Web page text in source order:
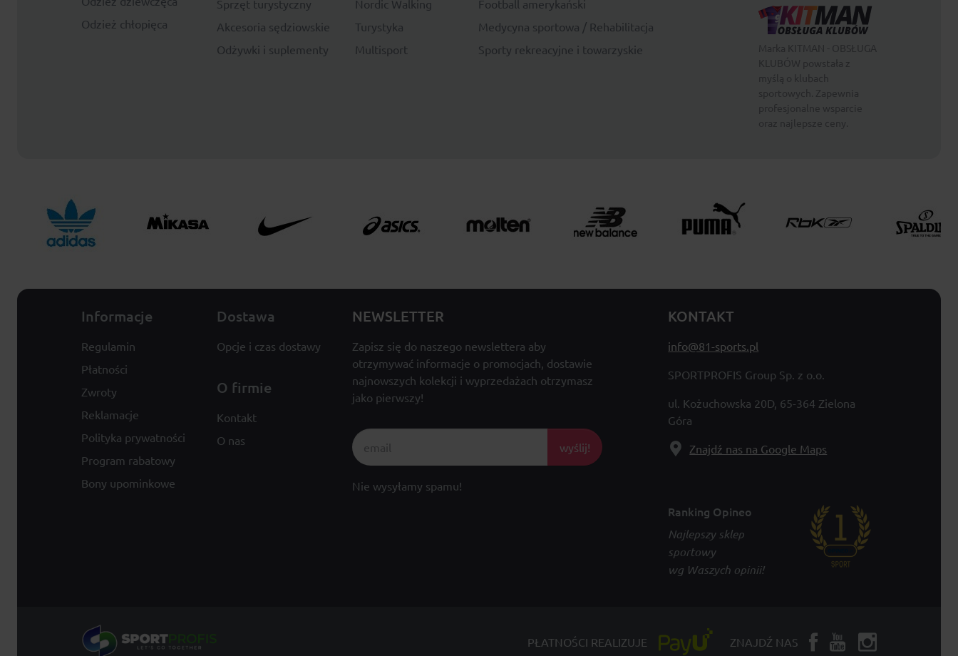
Odzież chłopięca
Sprzęt turystyczny
Akcesoria sędziowskie
Odżywki i suplementy
Nordic Walking
Football amerykański
Turystyka
Medycyna sportowa / Rehabilitacja
Multisport
Sporty rekreacyjne i towarzyskie
Informacje
Regulamin
Płatności
Zwroty
Reklamacje
Polityka prywatności
Program rabatowy
Bony upominkowe
Dostawa
Opcje i czas dostawy
O firmie
Kontakt
O nas
NEWSLETTER
Zapisz się do naszego newslettera aby
otrzymywać informacje o promocjach, dostawie
najnowszych kolekcji i wyprzedażach otrzymasz
jako pierwszy!
wyślij!
Nie wysyłamy spamu!
KONTAKT
info@81-sports.pl
SPORTPROFIS Group Sp. z o.o.
ul. Kożuchowska 20D, 65-364 Zielona
Góra
Znajdź nas na Google Maps
Ranking Opineo
Najlepszy sklep
sportowy
wg Waszych opinii!
PŁATNOŚCI REALIZUJE ZNAJDŹ NAS